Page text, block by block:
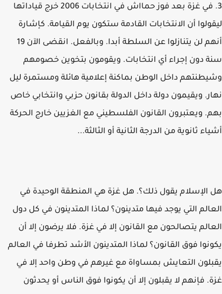
3. في غزة بعد فوز حمااش في انتخابات 2006 خرج قياداتها
ليقولوا أن الانتخابات القادمة ستكون يوم القيامة. كإشارة
أنهم لن يتنازلوا عن السلطة أبدا. وبالفعل. انقضى الآن 19
سنة دون إجراء أي انتخابات. ويقومون بتخوين خصومهم
وشيطنتهم داخل الوطن بماكنة إعلامية هائلة ومستمرة ليل
نهار. ويقيمون دولة داخل الدولة بقانون حزبي وانتخابي خاص
بهم. ويعتبرون القانون الفلسطيني مع الغزيين خارج الحركة
أشياء ثانوية من الدرجة الثانية أو الثالثة...
هل الإسلام يقول ذلك؟. هل غزة هي المنطقة الوحيدة في
العالم التي يوجد فيها متدينون؟ لماذا المتدينون في كل دول
العالم يتصالحون مع القانون إلا في غزة. فلا يرضون إلا أن
يكونوا فوق القانون؟ لماذا المتدينون الأشد تطرفا في العالم
يقبلون التعايش بمساواة مع غيرهم في وطن واحد إلا في
غزة. فإنهم لا يقبلون إلا أن يكونوا فوق الناس أو يحدثون